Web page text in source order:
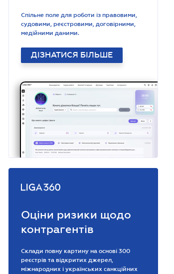
Спільне поле для роботи із правовими,
судовими, реєстровими, договірними,
медійними даними.
ДІЗНАТИСЯ БІЛЬШЕ
Оціни ризики щодо
контрагентів
Склади повну картину на основі 300
реєстрів та відкритих джерел,
міжнародних і українських санкційних